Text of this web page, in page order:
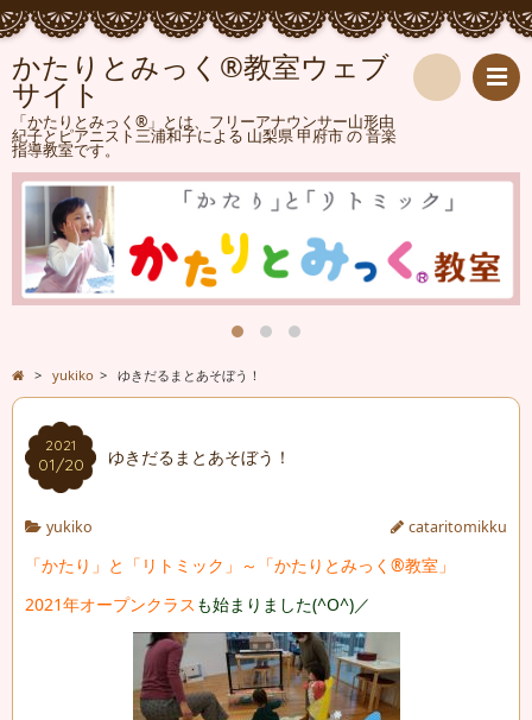
かたりとみっく®教室ウェブ
サイト
「かたりとみっく®」とは、フリーアナウンサー山形由
紀子とピアニスト三浦和子による 山梨県 甲府市 の 音楽
指導教室です。
索
> yukiko > ゆきだるまとあそぼう！
2021
01/20 ゆきだるまとあそぼう！
yukiko cataritomikku
「かたり」と「リトミック」～「かたりとみっく®教室」
2021年オープンクラス も始まりました(^O^)／